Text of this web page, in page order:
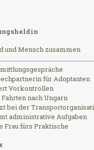
und Mensch zusammen
für Adoptanten
Vorkontrollen
nach Ungarn
bei der
administrative Aufgaben
Frau fürs Praktische